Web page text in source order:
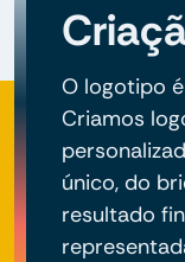
O logotipo
Criamos
único, do
resultado